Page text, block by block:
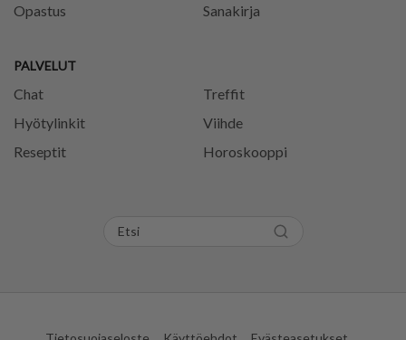
Opastus
PALVELUT
Chat
Treffit
Hyötylinkit
Viihde
Reseptit
Horoskooppi
Sanakirja